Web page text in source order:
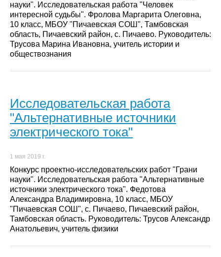
науки". Исследовательская работа "Человек
интересной судьбы". Фролова Маргарита Олеговна,
10 класс, МБОУ "Пичаевская СОШ", Тамбовская
область, Пичаевский район, с. Пичаево. Руководитель:
Трусова Марина Ивановна, учитель истории и
обществознания
Исследовательская работа
"Альтернативные источники
электрического тока"
1 мая 2019 г.
Конкурс проектно-исследовательских работ "Грани
науки". Исследовательская работа "Альтернативные
источники электрического тока". Федотова
Александра Владимировна, 10 класс, МБОУ
"Пичаевская СОШ", с. Пичаево, Пичаевский район,
Тамбовская область. Руководитель: Трусов Александр
Анатольевич, учитель физики